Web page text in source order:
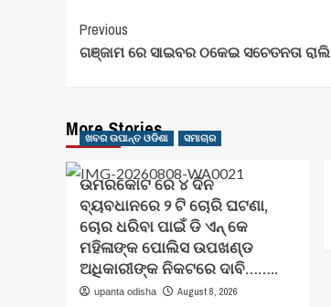
Post
Navigation
Previous
ଗଞ୍ଜାମ ରେ ସାଇବର ଠକେଇ ସଚେତନତା ରାଲି
More Stories
ଖବର ଉପାନ୍ତ ଓଡିଶା ସମାଚାର
ଉମରକୋଟ ରେ ୪ ଦିନ
ବ୍ୟବଧାନରେ ୨ ଟି ଚୋରି ଘଟଣା,
ଚୋର ଧରିବା ପାଇଁ ଡି ଏନ୍ କେ
ମହିଳାଙ୍କ ପୋଲିସ ଉପଖଣ୍ଡ
ଅଧିକାରୀଙ୍କ ନିକଟରେ ଦାବି……..
upanta odisha August 8, 2026